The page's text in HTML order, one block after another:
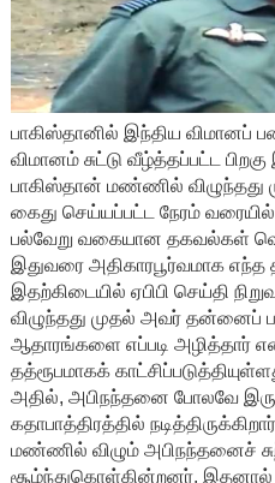
பாகிஸ்தானில் இந்திய விமானப்
விமானம் சுட்டு வீழ்த்தப்பட்ட
பாகிஸ்தான் மண்ணில் விழுந்தது
கைது செய்யப்பட்ட நேரம்
பல்வேறு வகையான தகவல்கள்
இதுவரை அதிகாரபூர்வமாக எந்த
இதற்கிடையில் ஏபிபி செய்தி
விழுந்தது முதல் அவர் தன்னைப்
ஆதாரங்களை எப்படி அழித்தார்
தத்ரூபமாகக்
அதில், அபிநந்தனை போலவே
கதாபாத்திரத்தில்
மண்ணில் விழும் அபிநந்தனைச்
சூழ்ந்துகொள்கின்றனர். இதனால்